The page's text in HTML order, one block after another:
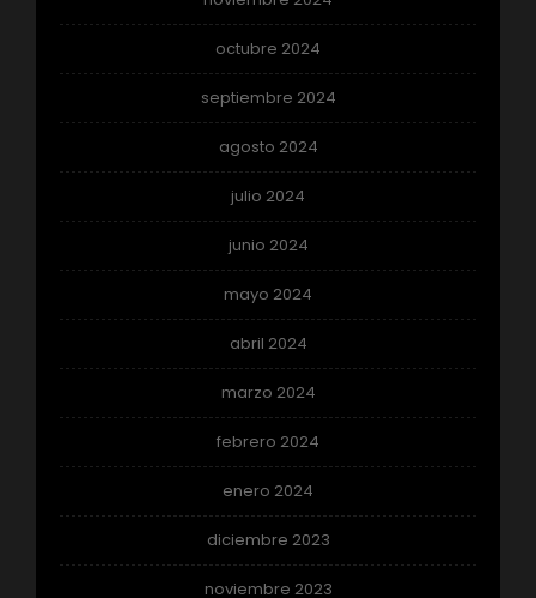
octubre 2024
septiembre 2024
agosto 2024
julio 2024
junio 2024
mayo 2024
abril 2024
marzo 2024
febrero 2024
enero 2024
diciembre 2023
noviembre 2023